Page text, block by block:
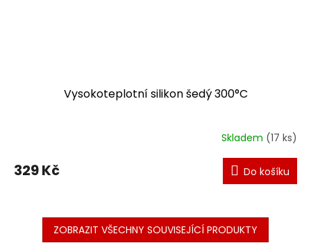
Vysokoteplotní silikon šedý 300°C
Skladem (17 ks)
329 Kč Do košíku
ZOBRAZIT VŠECHNY SOUVISEJÍCÍ PRODUKTY